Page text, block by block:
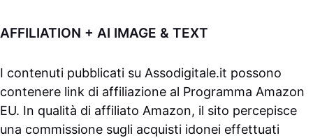
AFFILIATION + AI IMAGE & TEXT
I contenuti pubblicati su Assodigitale.it possono
contenere link di affiliazione al Programma Amazon
EU. In qualità di affiliato Amazon, il sito percepisce
una commissione sugli acquisti idonei effettuati